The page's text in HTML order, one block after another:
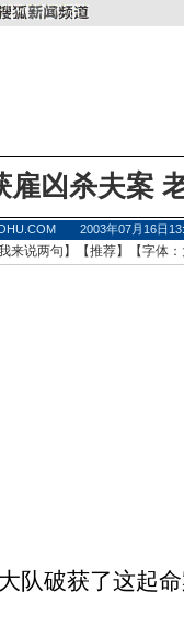
雇凶杀夫案
2003年07月16日
来说两句 】【推荐】【字体：
队破获了这起